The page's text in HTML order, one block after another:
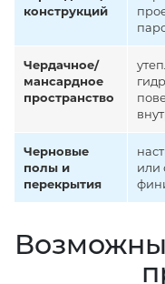
конструкций
Чердачное/
мансардное
пространство
Черновые
полы и
перекрытия
или